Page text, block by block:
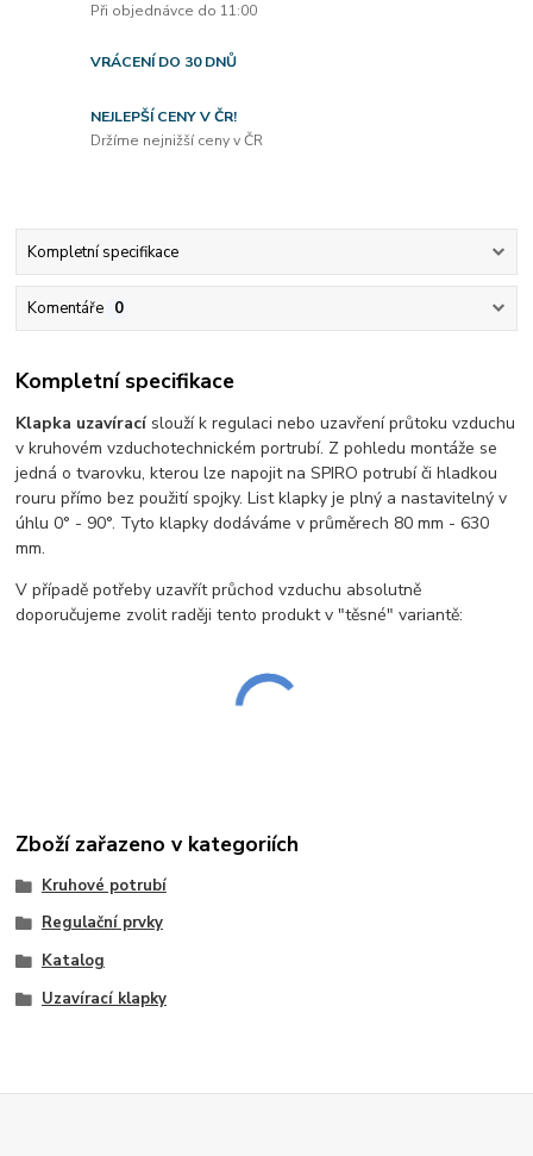
Při objednávce do 11:00
VRÁCENÍ DO 30 DNŮ
NEJLEPŠÍ CENY V ČR!
Držíme nejnižší ceny v ČR
Kompletní specifikace
Komentáře 0
Kompletní specifikace
Klapka uzavíracíslouží k regulaci nebo uzavření průtoku vzduchu
v kruhovém vzduchotechnickém portrubí. Z pohledu montáže se
jedná o tvarovku, kterou lze napojit na SPIRO potrubí či hladkou
rouru přímo bez použití spojky. List klapky je plný a nastavitelný v
úhlu 0° - 90°. Tyto klapky dodáváme v průměrech 80 mm - 630
mm.
V případě potřeby uzavřít průchod vzduchu absolutně
doporučujeme zvolit raději tento produkt v "těsné" variantě:
Zboží zařazeno v kategoriích
Kruhové potrubí
Regulační prvky
Katalog
Uzavírací klapky